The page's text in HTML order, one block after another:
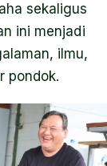
sekaligus
ini menjadi
ilmu,
pondok.